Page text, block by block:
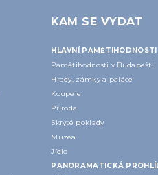
KAM SE VYDAT
HLAVNÍ PAMĚTIHODNOSTI
Pamětihodnosti v Budapešti
Hrady, zámky a paláce
Koupele
Příroda
Skryté poklady
Muzea
Jídlo
PANORAMATICKÁ